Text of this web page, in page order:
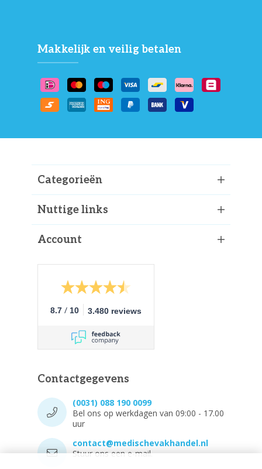
Makkelijk en veilig betalen
Categorieën
Nuttige links
Account
8.7 / 10 3.480 reviews
Contactgegevens
(0031) 088 190 0099
Bel ons op werkdagen van 09:00 - 17.00
uur
contact@medischevakhandel.nl
Stuur ons een e-mail.